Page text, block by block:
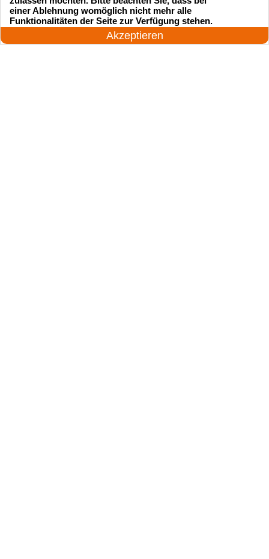
24 Stunden am Tag
Akzeptieren
einer Ablehnung womöglich nicht mehr alle
Funktionalitäten der Seite zur Verfügung stehen.